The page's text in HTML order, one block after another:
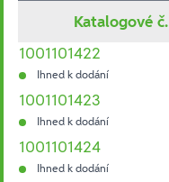
Katalogové č.
1001101422
Ihned k dodání
1001101423
Ihned k dodání
1001101424
Ihned k dodání